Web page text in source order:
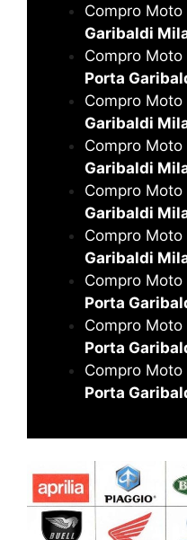
Compro
Garibaldi
Compro
Porta
Compro
Garibaldi
Compro
Garibaldi
Compro
Garibaldi
Compro
Garibaldi
Compro
Porta
Compro
Porta
Compro
Porta